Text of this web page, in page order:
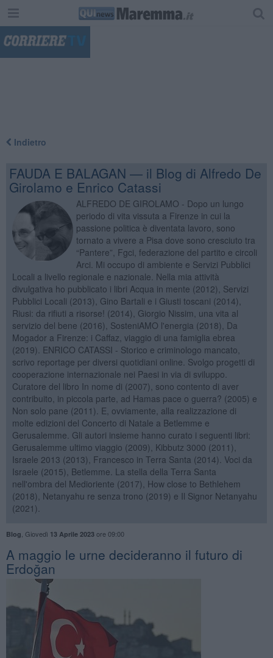
Indietro
FAUDA E BALAGAN — il Blog di Alfredo De
Girolamo e Enrico Catassi
ALFREDO DE GIROLAMO - Dopo un lungo
periodo di vita vissuta a Firenze in cui la
passione politica è diventata lavoro, sono
tornato a vivere a Pisa dove sono cresciuto tra
“Pantere”, Fgci, federazione del partito e circoli
Arci. Mi occupo di ambiente e Servizi Pubblici
Locali a livello regionale e nazionale. Nella mia attività
divulgativa ho pubblicato i libri Acqua in mente (2012), Servizi
Pubblici Locali (2013), Gino Bartali e i Giusti toscani (2014),
Riusi: da rifiuti a risorse! (2014), Giorgio Nissim, una vita al
servizio del bene (2016), SosteniAMO l'energia (2018), Da
Mogador a Firenze: i Caffaz, viaggio di una famiglia ebrea
(2019). ENRICO CATASSI - Storico e criminologo mancato,
scrivo reportage per diversi quotidiani online. Svolgo progetti di
cooperazione internazionale nei Paesi in via di sviluppo.
Curatore del libro In nome di (2007), sono contento di aver
contribuito, in piccola parte, ad Hamas pace o guerra? (2005) e
Non solo pane (2011). E, ovviamente, alla realizzazione di
molte edizioni del Concerto di Natale a Betlemme e
Gerusalemme. Gli autori insieme hanno curato i seguenti libri:
Gerusalemme ultimo viaggio (2009), Kibbutz 3000 (2011),
Israele 2013 (2013), Francesco in Terra Santa (2014). Voci da
Israele (2015), Betlemme. La stella della Terra Santa
nell'ombra del Medioriente (2017), How close to Bethlehem
(2018), Netanyahu re senza trono (2019) e Il Signor Netanyahu
(2021).
Blog Giovedì 13 Aprile 2023ore 09:00
A maggio le urne decideranno il futuro di
Erdoğan